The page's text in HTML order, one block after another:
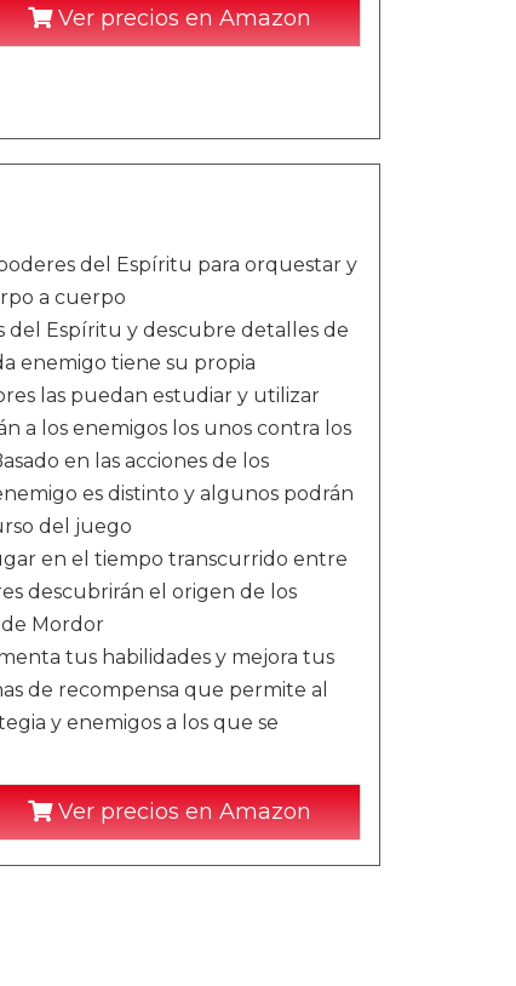
Ver precios en Amazon
del Espíritu para orquestar y
a cuerpo
del Espíritu y descubre detalles de
enemigo tiene su propia
las puedan estudiar y utilizar
a los enemigos los unos contra los
en las acciones de los
es distinto y algunos podrán
del juego
en el tiempo transcurrido entre
descubrirán el origen de los
Mordor
tus habilidades y mejora tus
de recompensa que permite al
y enemigos a los que se
Ver precios en Amazon